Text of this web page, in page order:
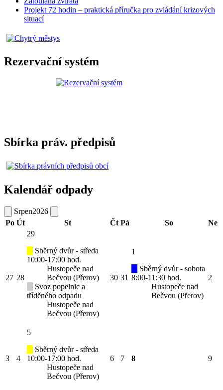
Projekt 72 hodin – praktická příručka pro zvládání krizových
situací
Rezervační systém
Sbírka práv. předpisů
Kalendář odpady
Srpen2026
Po Út St Čt Pá So Ne
27 28
29
Sběrný dvůr - středa
10:00-17:00 hod.
Hustopeče nad
Bečvou (Přerov)
Svoz popelnic a
tříděného odpadu
Hustopeče nad
Bečvou (Přerov)
30 31
1
Sběrný dvůr - sobota
8:00-11:30 hod.
Hustopeče nad
Bečvou (Přerov)
2
3 4
5
Sběrný dvůr - středa
10:00-17:00 hod.
Hustopeče nad
Bečvou (Přerov)
6 7 8 9